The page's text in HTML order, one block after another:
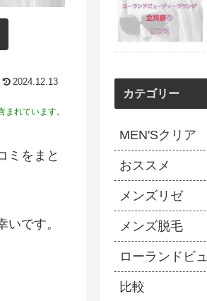
2024.12.13
れています。
ミをまと
です。
カテゴリー
MEN'Sクリア
おススメ
メンズリゼ
メンズ脱毛
ローランドビ
比較